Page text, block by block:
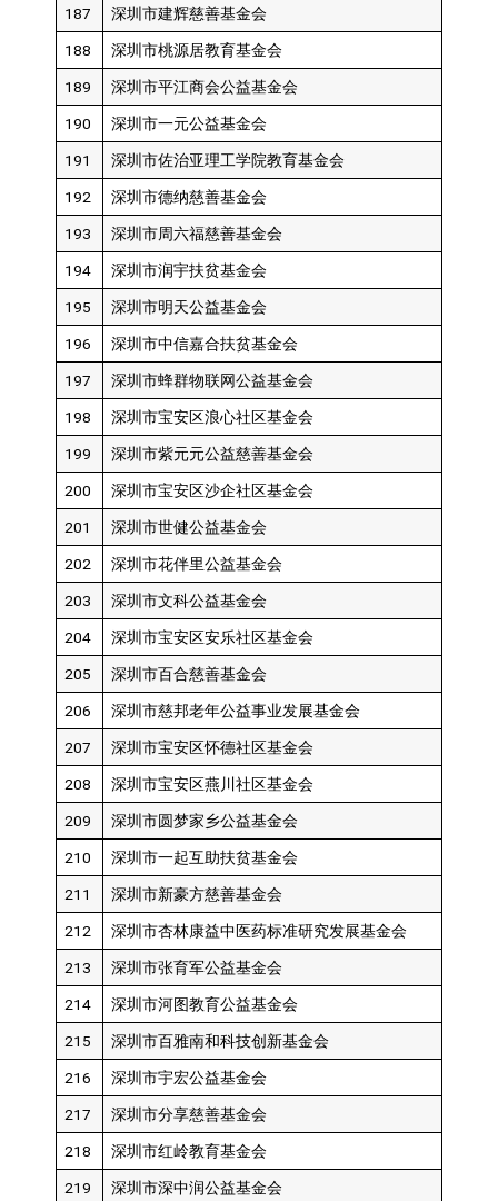
187 深圳市建辉慈善基金会
188 深圳市桃源居教育基金会
189 深圳市平江商会公益基金会
190 深圳市一元公益基金会
191 深圳市佐治亚理工学院教育基金会
192 深圳市德纳慈善基金会
193 深圳市周六福慈善基金会
194 深圳市润宇扶贫基金会
195 深圳市明天公益基金会
196 深圳市中信嘉合扶贫基金会
197 深圳市蜂群物联网公益基金会
198 深圳市宝安区浪心社区基金会
199 深圳市紫元元公益慈善基金会
200 深圳市宝安区沙企社区基金会
201 深圳市世健公益基金会
202 深圳市花伴里公益基金会
203 深圳市文科公益基金会
204 深圳市宝安区安乐社区基金会
205 深圳市百合慈善基金会
206 深圳市慈邦老年公益事业发展基金会
207 深圳市宝安区怀德社区基金会
208 深圳市宝安区燕川社区基金会
209 深圳市圆梦家乡公益基金会
210 深圳市一起互助扶贫基金会
211 深圳市新豪方慈善基金会
212 深圳市杏林康益中医药标准研究发展基金会
213 深圳市张育军公益基金会
214 深圳市河图教育公益基金会
215 深圳市百雅南和科技创新基金会
216 深圳市宇宏公益基金会
217 深圳市分享慈善基金会
218 深圳市红岭教育基金会
219 深圳市深中润公益基金会